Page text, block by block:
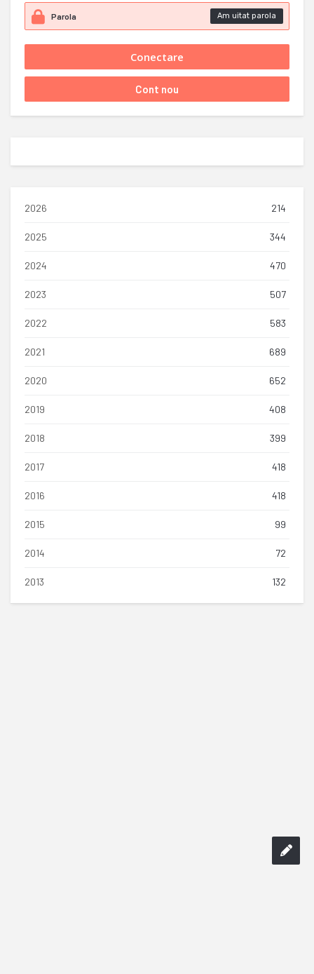
Am uitat parola
2026 214
2025 344
2024 470
2023 507
2022 583
2021 689
2020 652
2019 408
2018 399
2017 418
2016 418
2015 99
2014 72
2013 132